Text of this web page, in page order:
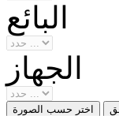
البائع
الجهاز